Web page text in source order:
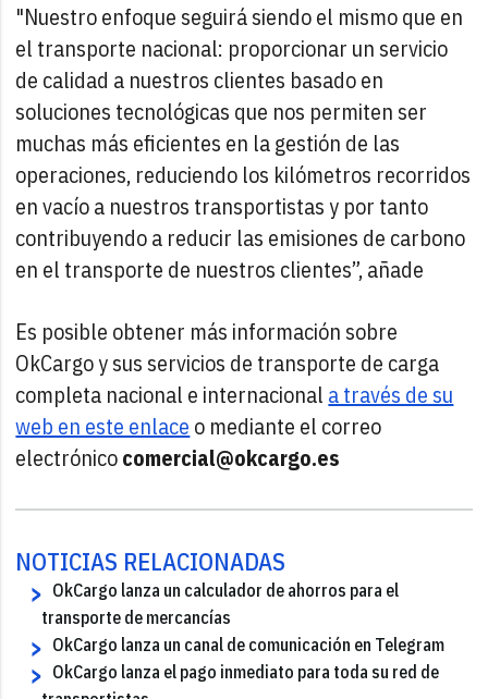
"Nuestro enfoque seguirá siendo el mismo que en
el transporte nacional: proporcionar un servicio
de calidad a nuestros clientes basado en
soluciones tecnológicas que nos permiten ser
muchas más eficientes en la gestión de las
operaciones, reduciendo los kilómetros recorridos
en vacío a nuestros transportistas y por tanto
contribuyendo a reducir las emisiones de carbono
en el transporte de nuestros clientes”, añade
Es posible obtener más información sobre
OkCargo y sus servicios de transporte de carga
completa nacional e internacional a través de su
web en este enlace o mediante el correo
electrónicocomercial@okcargo.es
NOTICIAS RELACIONADAS
OkCargo lanza un calculador de ahorros para el
transporte de mercancías
OkCargo lanza un canal de comunicación en Telegram
OkCargo lanza el pago inmediato para toda su red de